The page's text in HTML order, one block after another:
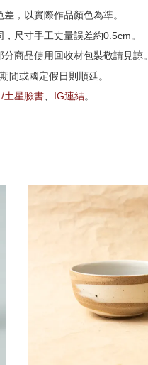
，以實際作品顏色為準。
尺寸手工丈量誤差約0.5cm。
商品使用回收材包裝敬請見諒。
間或國定假日則順延。
土星臉書、 IG連結。